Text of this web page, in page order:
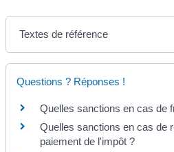
Textes de référence
Questions ? Réponses !
Quelles sanctions en cas de
Quelles sanctions en cas de
paiement de l'impôt ?